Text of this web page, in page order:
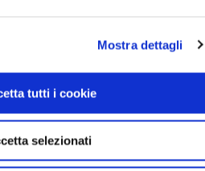
Mostra dettagli
tutti i cookie
selezionati